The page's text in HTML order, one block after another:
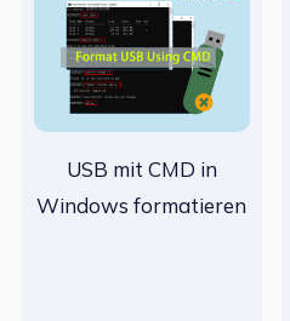
USB mit CMD in
Windows formatieren